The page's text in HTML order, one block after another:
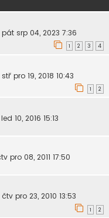
pát srp 04, 2023 7:36
1 2 3 4
stř pro 19, 2018 10:43
1 2
10, 2016 15:13
pro 08, 2011 17:50
čtv pro 23, 2010 13:53
1 2